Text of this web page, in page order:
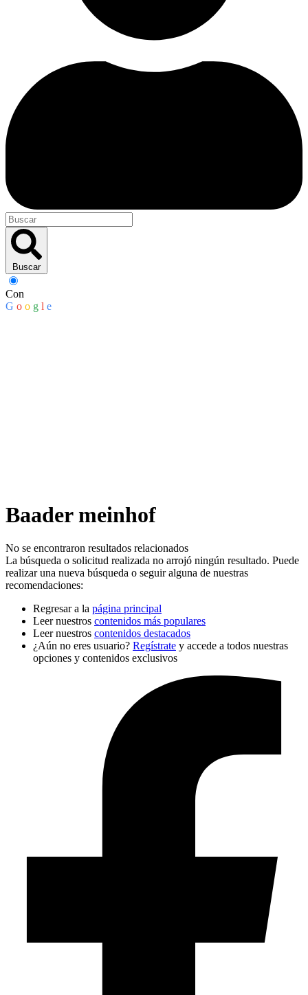
Buscar
Con
G o o g l e
Baader meinhof
No se encontraron resultados relacionados
La búsqueda o solicitud realizada no arrojó ningún resultado. Puede
realizar una nueva búsqueda o seguir alguna de nuestras
recomendaciones:
Regresar a la página principal
Leer nuestros contenidos más populares
Leer nuestros contenidos destacados
¿Aún no eres usuario? Regístrate y accede a todos nuestras
opciones y contenidos exclusivos